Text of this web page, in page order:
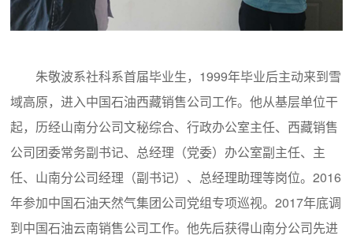
朱敬波系社科系首届毕业生，1999年毕业后主动来到雪
域高原，进入中国石油西藏销售公司工作。他从基层单位干
起，历经山南分公司文秘综合、行政办公室主任、西藏销售
公司团委常务副书记、总经理（党委）办公室副主任、主
任、山南分公司经理（副书记）、总经理助理等岗位。2016
年参加中国石油天然气集团公司党组专项巡视。2017年底调
到中国石油云南销售公司工作。他先后获得山南分公司先进